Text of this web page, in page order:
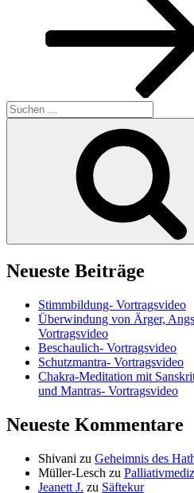
Suchen
nach:
Neueste Beiträge
Stimmbildung- Vortragsvideo
Überwindung von Ärger,
Vortragsvideo
Beschaulich- Vortragsvideo
Schutzmantra- Vortragsvideo
Chakra-Meditation mit
und Mantras- Vortragsvideo
Neueste Kommentare
Shivani zu Geheimnis des
Müller-Lesch zu
Jeanett J. zu Säftekur